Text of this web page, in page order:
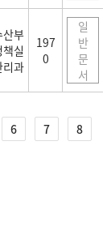
산부
실
리과
197
0
일
반
문
서
6 7
8